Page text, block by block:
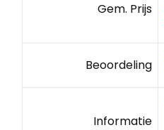
Gem. Prijs
Beoordeling
Informatie